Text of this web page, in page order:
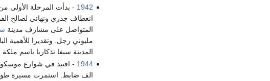
1942 - بدأت المرحلة الأولى
انعطاف جذري ونهائي لصالح
المتواصل على مشارف مدينة
مليوني رجل. وتقديرا للأهمية
المدينة سيفا تذكاريا باسم
1944 - اقتيد في شوارع
الف ضابط. استمرت مسيرة